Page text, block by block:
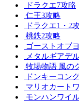
ドラクエ7攻略
仁王3攻略
ドラクエ1・2
桃鉄2攻略
ゴーストオブ
メタルギアデ
牧場物語 風の
ドンキーコン
マリオカート
モンハンワイ